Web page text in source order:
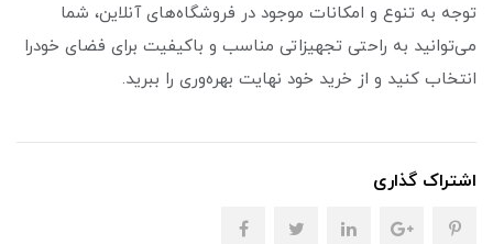
توجه به تنوع و امکانات موجود در فروشگاه‌های آنلاین، شما
می‌توانید به راحتی تجهیزاتی مناسب و باکیفیت برای فضای خودرا
انتخاب کنید و از خرید خود نهایت بهره‌وری را ببرید.
اشتراک گذاری